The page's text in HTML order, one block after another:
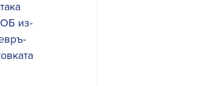
из-